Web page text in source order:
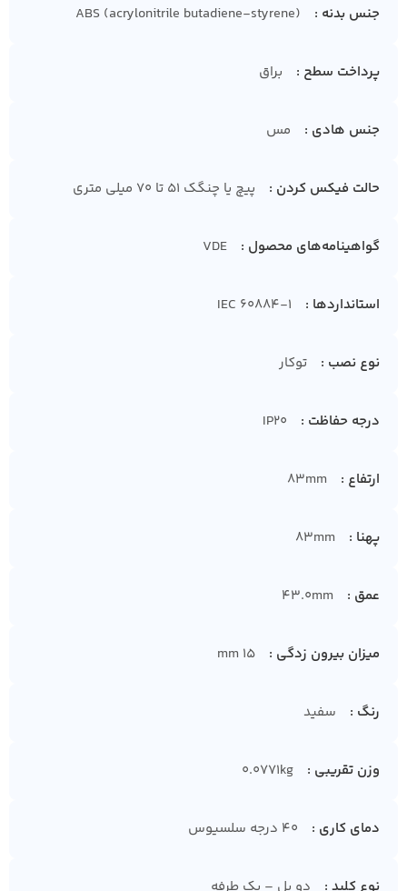
جنس بدنه ABS (acrylonitrile butadiene-styrene)
پرداخت سطح براق
جنس هادی مس
حالت فیکس کردن پیچ یا چنگک 51 تا 70 میلی متری
گواهینامه‌های محصول VDE
استانداردها IEC 60884-1
نوع نصب توکار
درجه حفاظت IP20
ارتفاع 83mm
پهنا 83mm
عمق 43.0mm
میزان بیرون زدگی 15 mm
رنگ سفید
وزن تقریبی 0.0771kg
دمای کاری 40 درجه سلسیوس